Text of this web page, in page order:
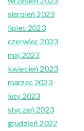
sierpień 2023
lipiec 2023
czerwiec 2023
maj 2023
kwiecień 2023
marzec 2023
luty 2023
styczeń 2023
grudzień 2022